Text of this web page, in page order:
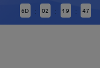
6D : 02 : 19 : 47